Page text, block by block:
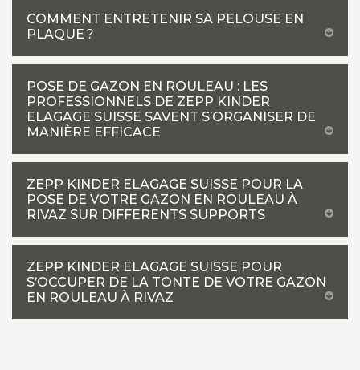
COMMENT ENTRETENIR SA PELOUSE EN
PLAQUE ?
POSE DE GAZON EN ROULEAU : LES
PROFESSIONNELS DE ZEPP KINDER
ELAGAGE SUISSE SAVENT S’ORGANISER DE
MANIÈRE EFFICACE
ZEPP KINDER ELAGAGE SUISSE POUR LA
POSE DE VOTRE GAZON EN ROULEAU À
RIVAZ SUR DIFFERENTS SUPPORTS
ZEPP KINDER ELAGAGE SUISSE POUR
S’OCCUPER DE LA TONTE DE VOTRE GAZON
EN ROULEAU À RIVAZ